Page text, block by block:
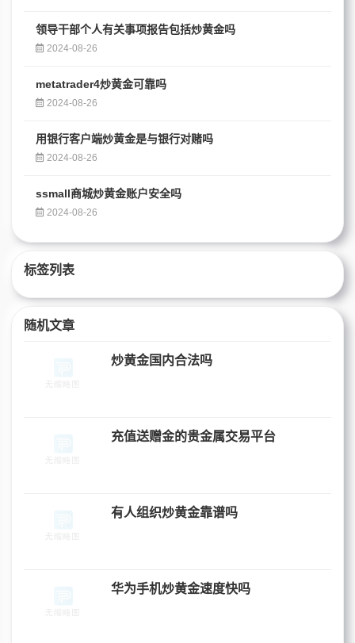
领导干部个人有关事项报告包括炒黄金吗
2024-08-26
metatrader4炒黄金可靠吗
2024-08-26
用银行客户端炒黄金是与银行对赌吗
2024-08-26
ssmall商城炒黄金账户安全吗
2024-08-26
标签列表
随机文章
炒黄金国内合法吗
充值送赠金的贵金属交易平台
有人组织炒黄金靠谱吗
华为手机炒黄金速度快吗